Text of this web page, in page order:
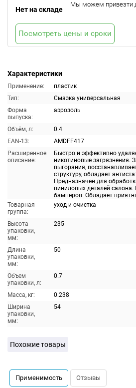
Характеристики
Применение:
пластик
Тип:
Смазка универсальная
Форма
выпуска:
аэрозоль
Объём, л:
0.4
EAN-13:
AMDFF417
Расширенное
описание:
Быстро и эффективно
никотиновые загрязнения.
выгорания,
структуру, обладает
Предназначен для
виниловых деталей
бамперов. Обладает
Товарная
группа:
уход и очистка
Высота
упаковки,
мм:
235
Длина
упаковки,
мм:
50
Объем
упаковки, л:
0.7
Масса, кг:
0.238
Ширина
упаковки,
мм:
54
Нет на складе
Мы можем привезти
Посмотреть цены и сроки
Похожие товары
Применимость Отзывы